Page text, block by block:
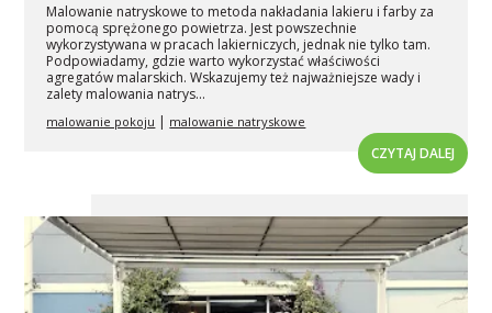
Malowanie natryskowe to metoda nakładania lakieru i farby za
pomocą sprężonego powietrza. Jest powszechnie
wykorzystywana w pracach lakierniczych, jednak nie tylko tam.
Podpowiadamy, gdzie warto wykorzystać właściwości
agregatów malarskich. Wskazujemy też najważniejsze wady i
zalety malowania natrys...
malowanie pokoju | malowanie natryskowe
CZYTAJ DALEJ